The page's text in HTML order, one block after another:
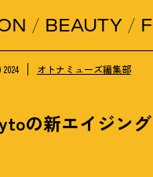
BEAUTY
2024 オトナミューズ編集部
の新エイジン